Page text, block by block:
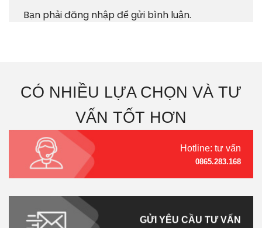
Bạn phảiđăng nhậpđể gửi bình luận.
CÓ NHIỀU LỰA CHỌN VÀ TƯ
VẤN TỐT HƠN
Hotline: tư vấn
0865.283.168
GỬI YÊU CẦU TƯ VẤN